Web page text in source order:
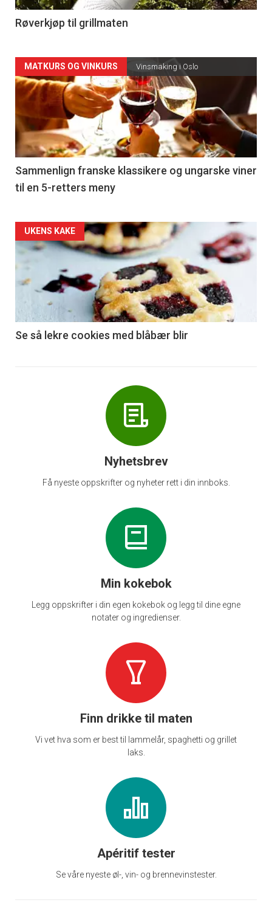
4
Røverkjøp til grillmaten
Forsiden
akkurat
nå
-
5
MATKURS OG VINKURS Vinsmaking i Oslo
Sammenlign franske klassikere og ungarske viner
til en 5-retters meny
Forsiden
akkurat
nå
6
UKENS KAKE
Se så lekre cookies med blåbær blir
Nyhetsbrev
Få nyeste oppskrifter og nyheter rett i din innboks.
Min kokebok
Legg oppskrifter i din egen kokebok og legg til dine egne
notater og ingredienser.
Finn drikke til maten
Vi vet hva som er best til lammelår, spaghetti og grillet
laks.
Apéritif tester
Se våre nyeste øl-, vin- og brennevinstester.